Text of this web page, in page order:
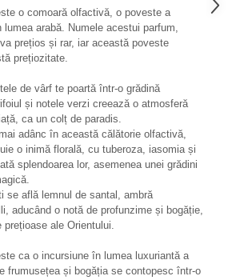
o comoară olfactivă, o poveste a
arabă. Numele acestui parfum,
prețios și rar, iar această poveste
prețiozitate.
de vârf te poartă într-o grădină
și notele verzi creează o atmosferă
ca un colț de paradis.
adânc în această călătorie olfactivă,
o inimă florală, cu tuberoza, iasomia și
splendoarea lor, asemenea unei grădini
se află lemnul de santal, ambră
aducând o notă de profunzime și bogăție,
prețioase ale Orientului.
ca o incursiune în lumea luxuriantă a
frumusețea și bogăția se contopesc într-o